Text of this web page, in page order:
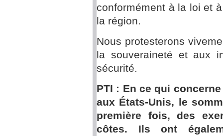
conformément à la loi et
la région.
Nous protesterons
la souveraineté et aux
sécurité.
PTI : En ce qui
aux États-Unis, le
première fois, des
côtes. Ils ont